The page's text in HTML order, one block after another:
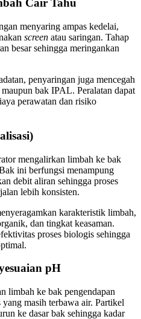
Cair Tahu
menyaring ampas kedelai,
screen atau saringan. Tahap
besar sehingga meringankan
penyaringan juga mencegah
bak IPAL. Peralatan dapat
perawatan dan risiko
mengalirkan limbah ke bak
ini berfungsi menampung
debit aliran sehingga proses
lebih konsisten.
karakteristik limbah,
dan tingkat keasaman.
proses biologis sehingga
pH
limbah ke bak pengendapan
masih terbawa air. Partikel
ke dasar bak sehingga kadar